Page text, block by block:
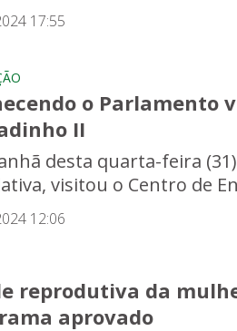
17:55
o Parlamento
II
desta quarta-feira
visitou o Centro de
12:06
reprodutiva da
aprovado